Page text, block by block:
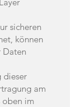
sicheren
können
Daten
dieser
am
oben im